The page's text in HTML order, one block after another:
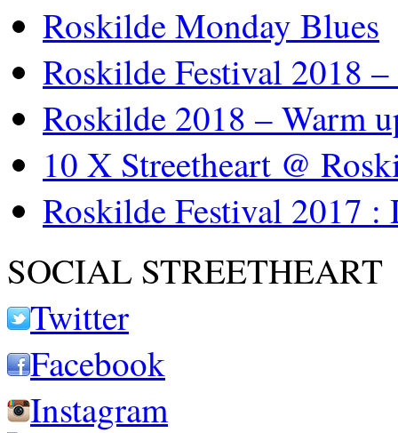
Roskilde Monday Blues
Roskilde Festival 2018
Roskilde 2018 – Warm
10 X Streetheart @
Roskilde Festival 2017 :
SOCIAL STREETHEART
Twitter
Facebook
Instagram